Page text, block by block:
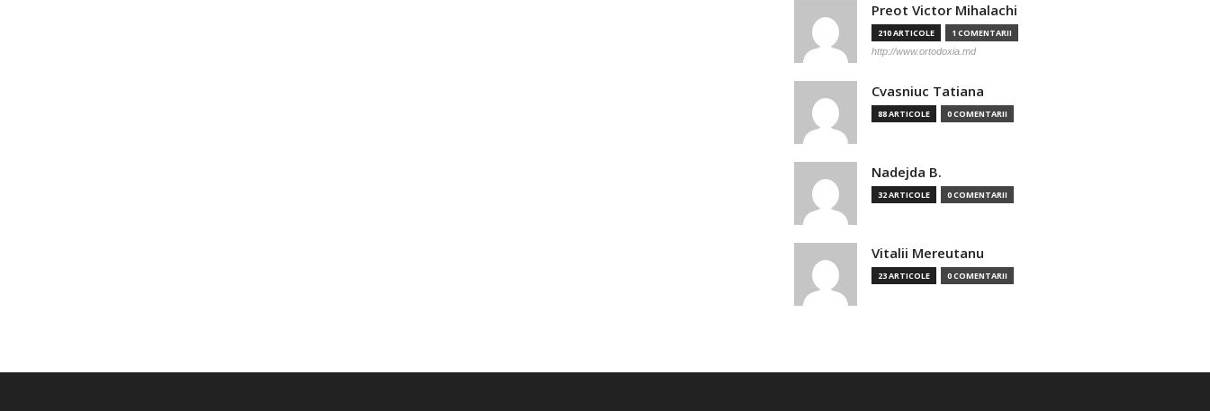
Preot Victor Mihalachi
210 ARTICOLE 1 COMENTARII
http://www.ortodoxia.md
Cvasniuc Tatiana
88 ARTICOLE 0 COMENTARII
Nadejda B.
32 ARTICOLE 0 COMENTARII
Vitalii Mereutanu
23 ARTICOLE 0 COMENTARII